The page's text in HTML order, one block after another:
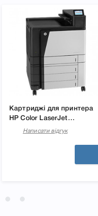
Картриджі для принтера
HP Color LaserJet
Enterprise M855xh
Написати відгук